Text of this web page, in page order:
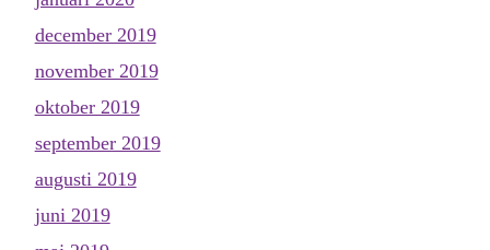
december 2019
november 2019
oktober 2019
september 2019
augusti 2019
juni 2019